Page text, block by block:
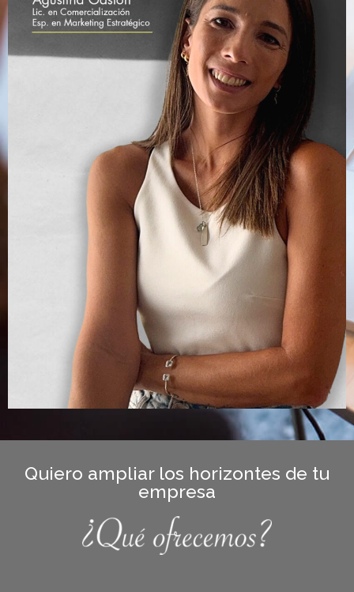
Quiero ampliar los horizontes de tu
empresa